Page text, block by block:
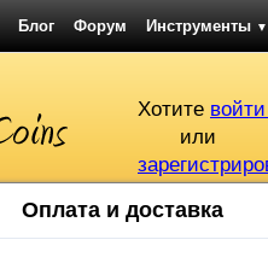
Блог Форум Инструменты ▼
Хотите
или
Оплата и доставка